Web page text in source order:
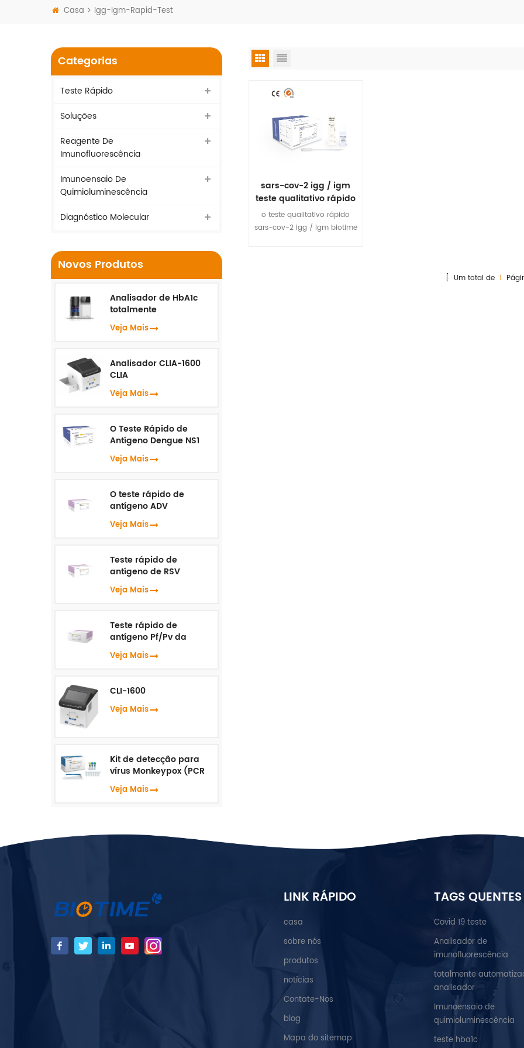
Casa Igg-Igm-Rapid-Test
sars-cov-2 igg / igm
teste qualitativo rápido
o teste qualitativo rápido
sars-cov-2 igg / igm biotime
[ Um total de 1
Categorias
Teste Rápido
Soluções
Reagente De
Imunofluorescência
Imunoensaio De
Quimioluminescência
Diagnóstico Molecular
Novos Produtos
Analisador de HbA1c
totalmente
automatizado HLC-100
Veja Mais
Analisador CLIA-1600
CLIA
Veja Mais
O Teste Rápido de
Antígeno Dengue NS1
Veja Mais
O teste rápido de
antígeno ADV
Veja Mais
Teste rápido de
antígeno de RSV
Veja Mais
Teste rápido de
antígeno Pf/Pv da
malária
Veja Mais
CLI-1600
Veja Mais
Kit de detecção para
vírus Monkeypox (PCR
em tempo real)
Veja Mais
LINK RÁPIDO
casa
sobre nós
produtos
notícias
Contate-Nos
blog
Mapa do sitemap
TAGS QUENTES
Covid 19 teste
Analisador de
imunofluorescência
totalmente
analisador
Imunoensaio de
quimioluminescência
teste hba1c